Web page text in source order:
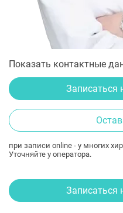
Показать контактные
Записаться
при записи online - у многих
Уточняйте у оператора.
Записаться